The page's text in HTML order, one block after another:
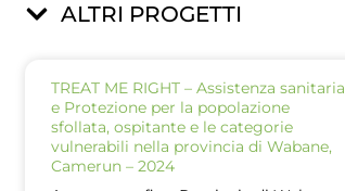
ALTRI PROGETTI
TREAT ME RIGHT – Assistenza sanitaria
e Protezione per la popolazione
sfollata, ospitante e le categorie
vulnerabili nella provincia di Wabane,
Camerun – 2024